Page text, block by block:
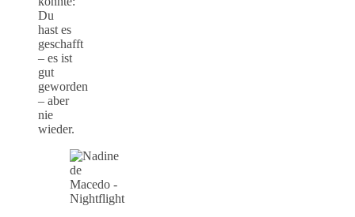
Du
hast es
geschafft
– es ist
gut
geworden
– aber
nie
wieder.